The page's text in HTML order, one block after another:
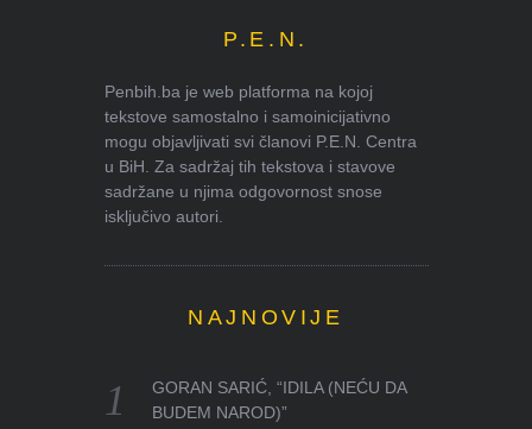
P.E.N.
Penbih.ba je web platforma na kojoj
tekstove samostalno i samoinicijativno
mogu objavljivati svi članovi P.E.N. Centra
u BiH. Za sadržaj tih tekstova i stavove
sadržane u njima odgovornost snose
isključivo autori.
NAJNOVIJE
GORAN SARIĆ, “IDILA (NEĆU DA
BUDEM NAROD)”